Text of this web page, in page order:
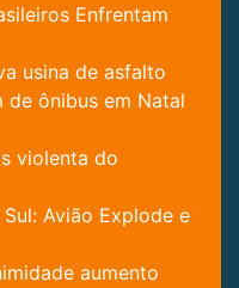
Enfrentam
usina de asfalto
de ônibus em Natal
violenta do
Avião Explode e
aumento